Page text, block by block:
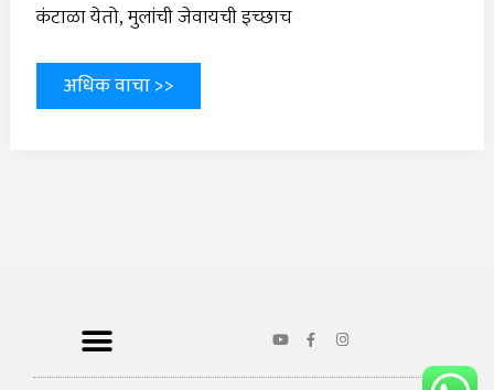
कंटाळा येतो, मुलांची जेवायची इच्छाच
अधिक वाचा >>
Y
o
t
F
a
e
I
n
t